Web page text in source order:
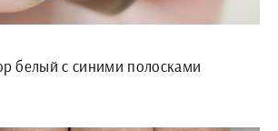
белый с синими полосками